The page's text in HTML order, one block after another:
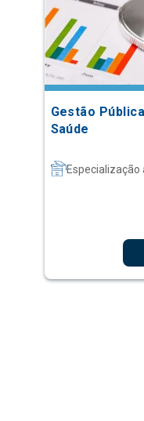
Gestão
Saúde
Especialização